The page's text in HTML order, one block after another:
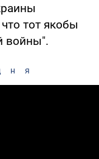
тот якобы
войны".